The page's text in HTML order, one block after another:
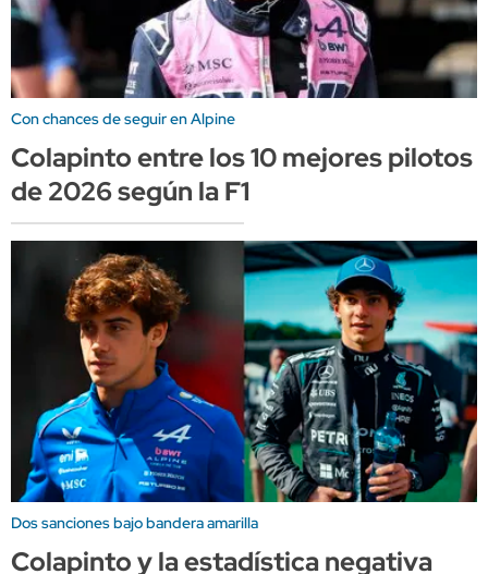
Con chances de seguir en Alpine
Colapinto entre los 10 mejores pilotos
de 2026 según la F1
Dos sanciones bajo bandera amarilla
Colapinto y la estadística negativa